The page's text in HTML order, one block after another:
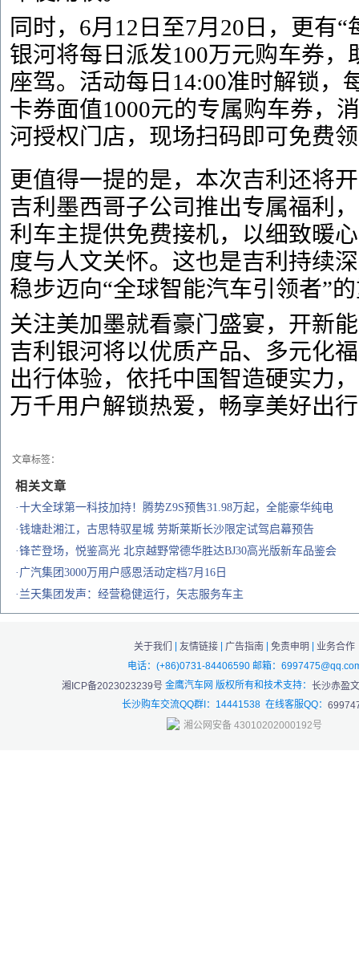
同时，6月12日至7月20日，更有
银河将每日派发100万元购车券，
座驾。活动每日14:00准时解锁，
卡券面值1000元的专属购车券，
河授权门店，现场扫码即可免费
更值得一提的是，本次吉利还将
吉利墨西哥子公司推出专属福利
利车主提供免费接机，以细致暖
度与人文关怀。这也是吉利持续
稳步迈向“全球智能汽车引领者”
关注美加墨就看豪门盛宴，开新
吉利银河将以优质产品、多元化
出行体验，依托中国智造硬实力
万千用户解锁热爱，畅享美好出
文章标签：
相关文章
·十大全球第一科技加持！腾势Z9S预售31.98万起，全能豪华纯电
·钱塘赴湘江，古思特驭星城 劳斯莱斯长沙限定试驾启幕预告
·锋芒登场，悦鉴高光 北京越野常德华胜达BJ30高光版新车品鉴会
·广汽集团3000万用户感恩活动定档7月16日
·兰天集团发声：经营稳健运行，矢志服务车主
关于我们 | 友情链接 | 广告指南 | 免责申明 | 业务合作
电话：(+86)0731-84406590 邮箱：
湘ICP备2023023239号 金鹰汽车网 版权所有和技术支持： 长沙赤盈
长沙购车交流QQ群I：14441538 在线客服QQ：
湘公网安备 43010202000192号